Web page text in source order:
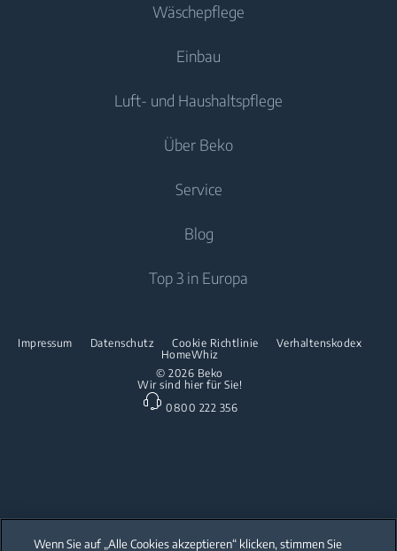
Kühlen
Gefriergeräte
Kühl-/Gefrierkombinationen
Freistehende Mikrowellen
Einbau-Kochfelder
Freistehende Geschirrspüler
Einbau-Geschirrspüler
Wäschepflege
Freistehende Waschmaschinen
Waschtrockner
Einbau
Luft- und Haushaltspflege
Klimageräte
Standventilator
Über Beko
Über uns
Partnerschaften
Beko Professional
Service
Downloads
Reparaturinformationen & Ersatzteile
Garantie
Blog
Top 3 in Europa
© 2026 Beko
Impressum Datenschutz Cookie Richtlinie
Verhaltenskodex
HomeWhiz
Wir sind hier für Sie!
0800 222 356
Wenn Sie auf „Alle Cookies akzeptieren“ klicken, stimmen Sie